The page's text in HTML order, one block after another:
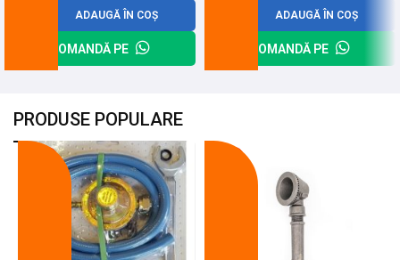
ADAUGĂ ÎN COȘ
COMANDĂ PE
ADAUGĂ ÎN COȘ
COMANDĂ PE
PRODUSE POPULARE